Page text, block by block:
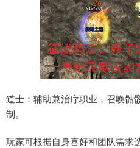
道士：辅助兼治疗职业，召唤骷
制。
玩家可根据自身喜好和团队需求